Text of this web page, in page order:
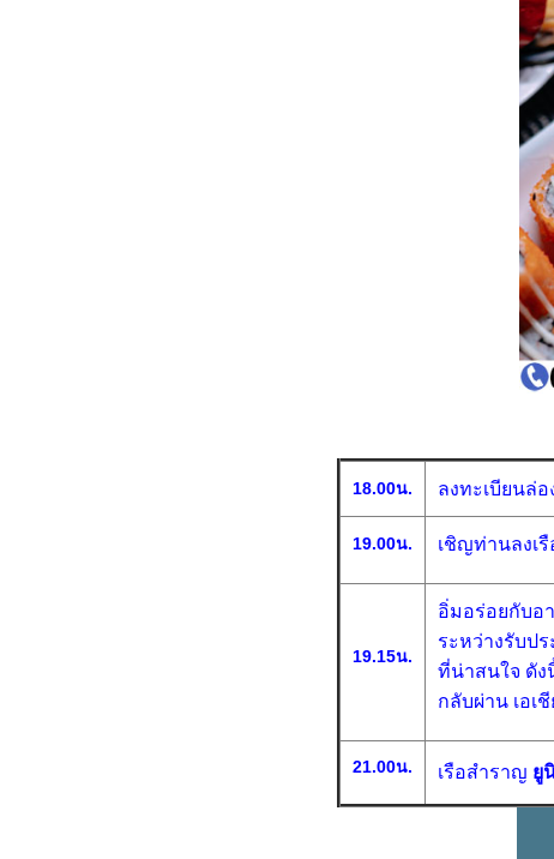
18.00น. ลงทะเบียนล่
19.00น. เชิญท่านลงเ
19.15น.
อิ่มอร่อยกับอ
ระหว่างรับป
ที่น่าสนใจ ดั
กลับผ่าน เอเ
21.00น. เรือสำราญ ยู